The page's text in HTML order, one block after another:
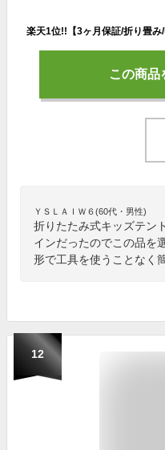
この商品
ＹＳＬＡＩＷ６(60代・男性)
折りたたみ式キッズテン
インだったのでこの品を
形で工具を使うことなく
12